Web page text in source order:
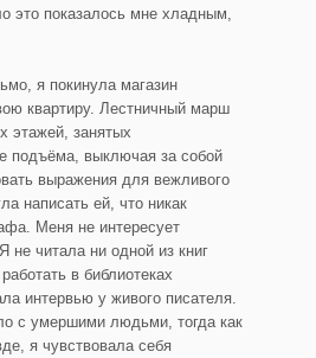
это показалось мне хладным,
я покинула магазин
квартиру. Лестничный марш
этажей, занятых
подъёма, выключая за собой
выражения для вежливого
написать ей, что никак
Меня не интересует
не читала ни одной из книг
в библиотеках
интервью у живого писателя.
с умершими людьми, тогда как
я чувствовала себя